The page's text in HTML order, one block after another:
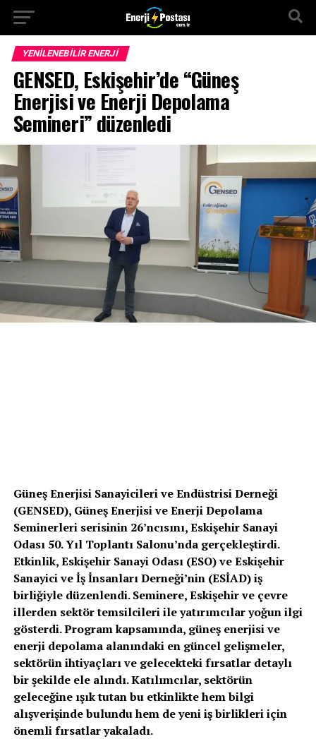
YENILENEBILIR ENERJI
GENSED, Eskişehir’de “Güneş
Enerjisi ve Enerji Depolama
Semineri” düzenledi
Güneş Enerjisi Sanayicileri ve Endüstrisi Derneği
(GENSED), Güneş Enerjisi ve Enerji Depolama
Seminerleri serisinin 26’ncısını, Eskişehir Sanayi
Odası 50. Yıl Toplantı Salonu’nda gerçekleştirdi.
Etkinlik, Eskişehir Sanayi Odası (ESO) ve Eskişehir
Sanayici ve İş İnsanları Derneği’nin (ESİAD) iş
birliğiyle düzenlendi. Seminere, Eskişehir ve çevre
illerden sektör temsilcileri ile yatırımcılar yoğun ilgi
gösterdi. Program kapsamında, güneş enerjisi ve
enerji depolama alanındaki en güncel gelişmeler,
sektörün ihtiyaçları ve gelecekteki fırsatlar detaylı
bir şekilde ele alındı. Katılımcılar, sektörün
geleceğine ışık tutan bu etkinlikte hem bilgi
alışverişinde bulundu hem de yeni iş birlikleri için
önemli fırsatlar yakaladı.